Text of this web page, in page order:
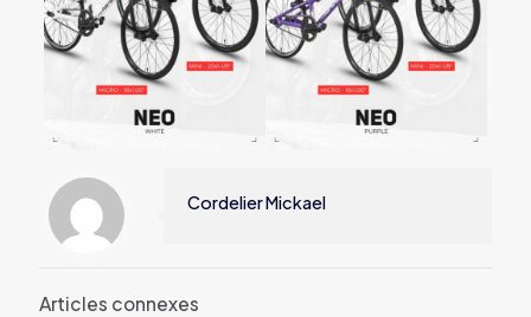
Cordelier Mickael
Articles connexes